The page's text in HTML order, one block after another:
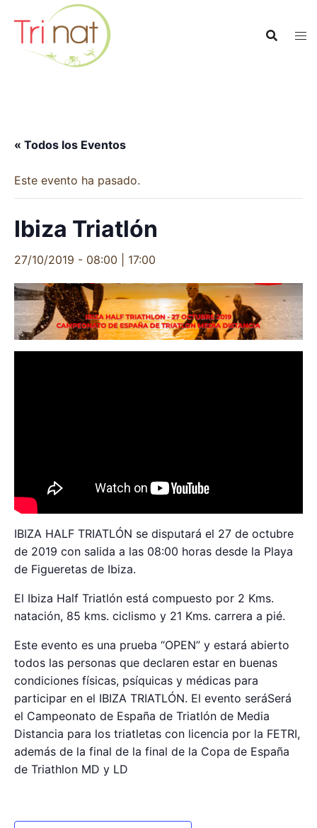
contenido
« Todos los Eventos
Este evento ha pasado.
Ibiza Triatlón
27/10/2019 - 08:00 17:00
IBIZA HALF TRIATLÓN se disputará el 27 de octubre
de 2019 con salida a las 08:00 horas desde la Playa
de Figueretas de Ibiza.
El Ibiza Half Triatlón está compuesto por 2 Kms.
natación, 85 kms. ciclismo y 21 Kms. carrera a pié.
Este evento es una prueba “OPEN” y estará abierto
todos las personas que declaren estar en buenas
condiciones físicas, psíquicas y médicas para
participar en el IBIZA TRIATLÓN. El evento seráSerá
el Campeonato de España de Triatlón de Media
Distancia para los triatletas con licencia por la FETRI,
además de la final de la final de la Copa de España
de Triathlon MD y LD